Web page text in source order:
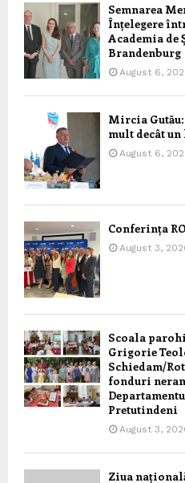
Semnarea
Înțelegere
Academia de
Brandenburg
August 6,
Mircia Gutău:
mult decât un
August 6,
Conferința
August 3,
Scoala
Grigorie
Schiedam/
fonduri
Pretutindeni
August 3,
Ziua